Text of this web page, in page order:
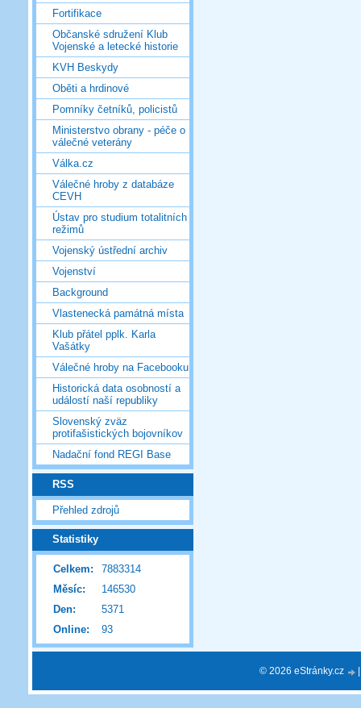
Fortifikace
Občanské sdružení Klub
Vojenské a letecké historie
KVH Beskydy
Oběti a hrdinové
Pomníky četníků, policistů
Ministerstvo obrany - péče o
válečné veterány
Válka.cz
Válečné hroby z databáze
CEVH
Ústav pro studium totalitních
režimů
Vojenský ústřední archiv
Vojenství
Background
Vlastenecká památná místa
Klub přátel pplk. Karla
Vašátky
Válečné hroby na Facebooku
Historická data osobností a
událostí naší republiky
Slovenský zväz
protifašistických bojovníkov
Nadační fond REGI Base
RSS
Přehled zdrojů
Statistiky
Online: 93
Celkem:
7883314
Měsíc:
146530
Den:
5371
© 2026 eStránky.cz